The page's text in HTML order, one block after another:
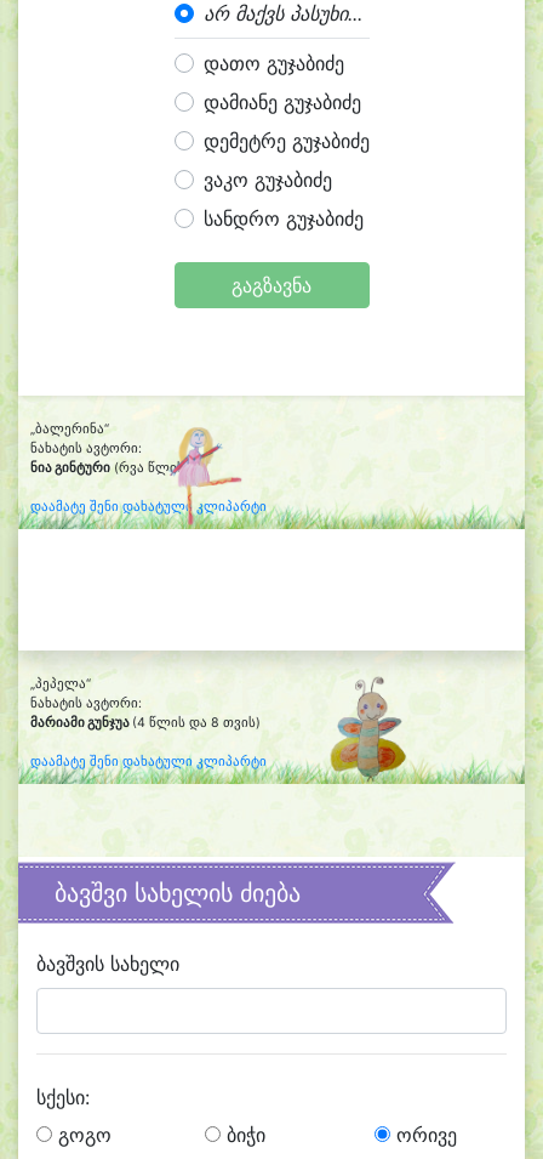
არ მაქვს პასუხი...
დათო გუჯაბიძე
დამიანე გუჯაბიძე
დემეტრე გუჯაბიძე
ვაკო გუჯაბიძე
სანდრო გუჯაბიძე
გაგზავნა
„ბალერინა“
ნახატის ავტორი:
ნია გინტური(რვა წლის)
დაამატე შენი დახატული კლიპარტი
„პეპელა“
ნახატის ავტორი:
მარიამი გუნჯუა (4 წლის და 8 თვის)
დაამატე შენი დახატული კლიპარტი
ბავშვი სახელის ძიება
ბავშვის სახელი
სქესი:
გოგო
ბიჭი ორივე